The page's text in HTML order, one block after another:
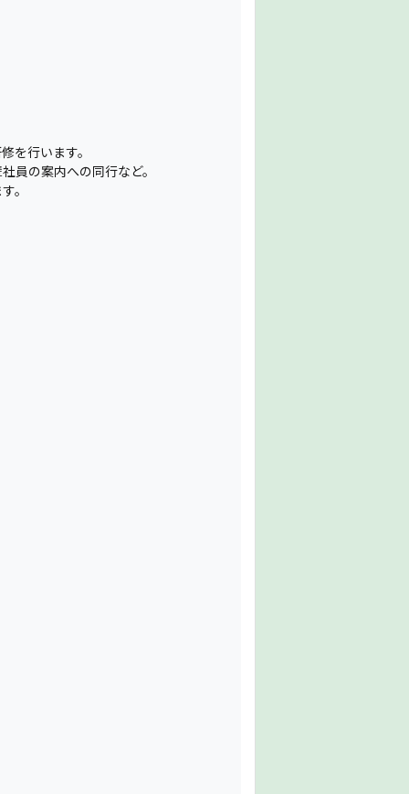
を行います。
員の案内への同行など。
。